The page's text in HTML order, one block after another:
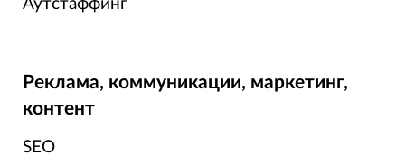
Аутстаффинг
Реклама, коммуникации, маркетинг,
контент
SEO